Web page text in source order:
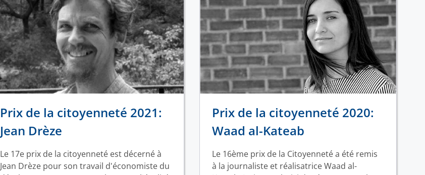
Prix de la citoyenneté 2021:
Jean Drèze
Le 17e prix de la citoyenneté est décerné à
Jean Drèze pour son travail d'économiste du
Prix de la citoyenneté 2020:
Waad al-Kateab
Le 16ème prix de la Citoyenneté a été remis
à la journaliste et réalisatrice Waad al-